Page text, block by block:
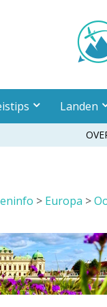
Landen
> Europa >